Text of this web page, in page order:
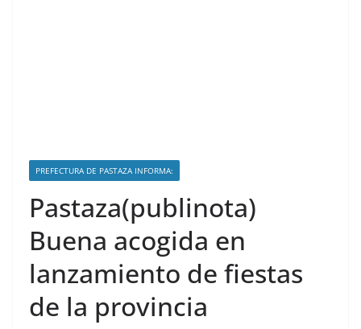
PREFECTURA DE PASTAZA INFORMA:
Pastaza(publinota)
Buena acogida en
lanzamiento de fiestas
de la provincia